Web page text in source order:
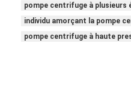
pompe centrifuge à plusieurs
individu amorçant la pompe
pompe centrifuge à haute